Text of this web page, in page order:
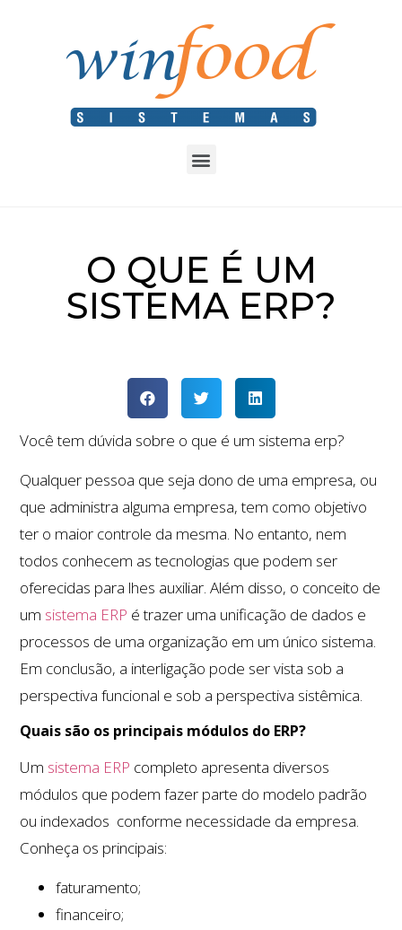
O QUE É UM
SISTEMA ERP?
Você tem dúvida sobre o que é um sistema erp?
Qualquer pessoa que seja dono de uma empresa, ou
que administra alguma empresa, tem como objetivo
ter o maior controle da mesma. No entanto, nem
todos conhecem as tecnologias que podem ser
oferecidas para lhes auxiliar. Além disso, o conceito de
um sistema ERP é trazer uma unificação de dados e
processos de uma organização em um único sistema.
Em conclusão, a interligação pode ser vista sob a
perspectiva funcional e sob a perspectiva sistêmica.
Quais são os principais módulos do ERP?
Um sistema ERP completo apresenta diversos
módulos que podem fazer parte do modelo padrão
ou indexados conforme necessidade da empresa.
Conheça os principais:
faturamento;
financeiro;